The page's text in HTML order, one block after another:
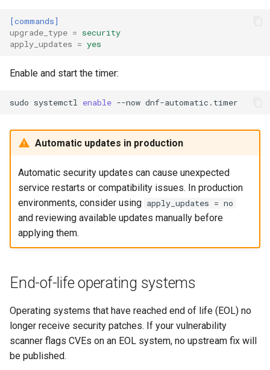
[commands]
upgrade_type = security
apply_updates = yes
Enable and start the timer:
sudo systemctl enable --now
Automatic updates in production
Automatic security updates can cause unexpected
service restarts or compatibility issues. In production
environments, consider using apply_updates = no
and reviewing available updates manually before
applying them.
End-of-life operating systems
Operating systems that have reached end of life (EOL) no
longer receive security patches. If your vulnerability
scanner flags CVEs on an EOL system, no upstream fix will
be published.